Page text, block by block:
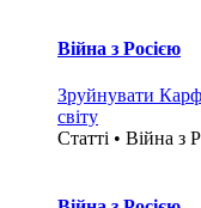
Війна з Росією
Зруйнувати
світу
Статті • Війна з